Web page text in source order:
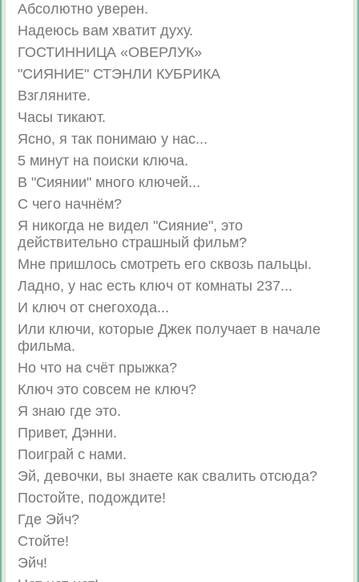
Абсолютно уверен.
Надеюсь вам хватит духу.
ГОСТИННИЦА «ОВЕРЛУК»
"СИЯНИЕ" СТЭНЛИ КУБРИКА
Взгляните.
Часы тикают.
Ясно, я так понимаю у нас...
5 минут на поиски ключа.
В "Сиянии" много ключей...
С чего начнём?
Я никогда не видел "Сияние", это
действительно страшный фильм?
Мне пришлось смотреть его сквозь пальцы.
Ладно, у нас есть ключ от комнаты 237...
И ключ от снегохода...
Или ключи, которые Джек получает в начале
фильма.
Но что на счёт прыжка?
Ключ это совсем не ключ?
Я знаю где это.
Привет, Дэнни.
Поиграй с нами.
Эй, девочки, вы знаете как свалить отсюда?
Постойте, подождите!
Где Эйч?
Стойте!
Эйч!